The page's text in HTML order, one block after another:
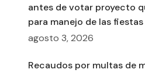
antes de votar proyecto
para manejo de las fiestas
agosto 3, 2026
Recaudos por multas de